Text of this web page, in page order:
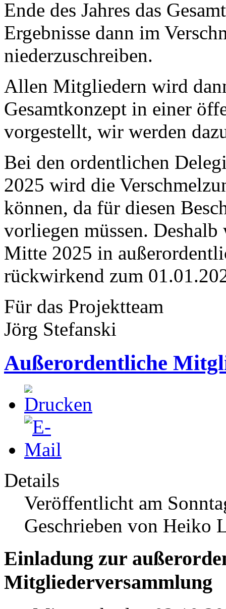
Ende des Jahres das
Ergebnisse dann im
niederzuschreiben.
Allen Mitgliedern wird
Gesamtkonzept in einer
vorgestellt, wir werden
Bei den ordentlichen
2025 wird die
können, da für diesen
vorliegen müssen.
Mitte 2025 in
rückwirkend zum
Für das Projektteam
Jörg Stefanski
Außerordentliche
Details
Veröffentlicht am
Geschrieben von Heiko
Einladung zur
Mitgliederversammlung